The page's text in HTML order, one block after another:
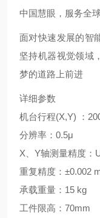
中国慧眼，服务全
面对快速发展的智
坚持机器视觉领域
梦的道路上前进
详细参数
机台行程(X,Y) ：
分辨率：0.5μ
X、Y轴测量精度：
重复精度：±0.002
承载重量：15 kg
工件限高：70mm